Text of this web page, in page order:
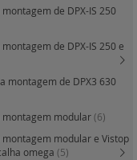
de DPX-IS 250
de DPX-IS 250 e
montagem de DPX3 630
montagem modular(6)
modular e Vistop
omega (5)